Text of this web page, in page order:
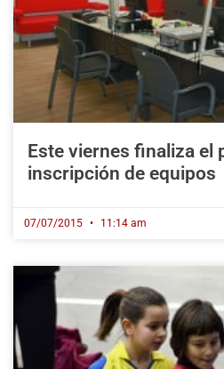
Este viernes finaliza el
inscripción de equipos
07/07/2015 11:14 am